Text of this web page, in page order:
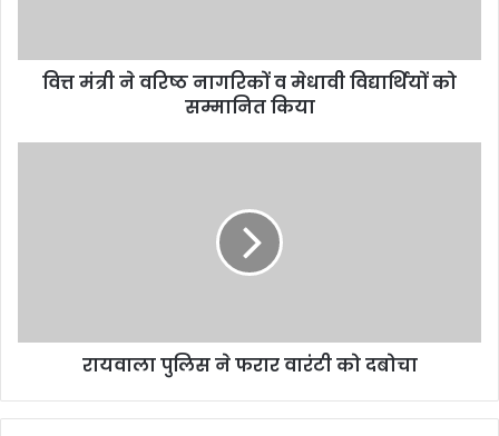
वित्त मंत्री ने वरिष्ठ नागरिकों व मेधावी विद्यार्थियों को
सम्मानित किया
रायवाला पुलिस ने फरार वारंटी को दबोचा